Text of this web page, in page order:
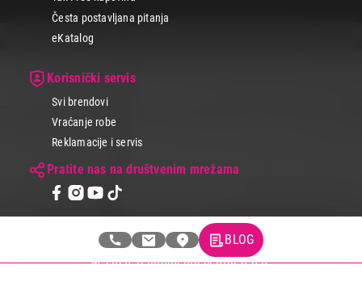
Česta postavljana pitanja
eKatalog
Korisnički servis
Svi brendovi
Vraćanje robe
Reklamacije i servis
Pratite nas na društvenim mrežama
© 2026 Tehnomedia centar d.o.o.
BLOG